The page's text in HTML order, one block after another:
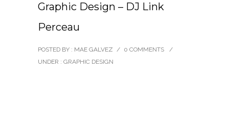
Graphic Design – DJ Link
Perceau
POSTED BY : MAE GALVEZ / 0 COMMENTS
/
UNDER : GRAPHIC DESIGN